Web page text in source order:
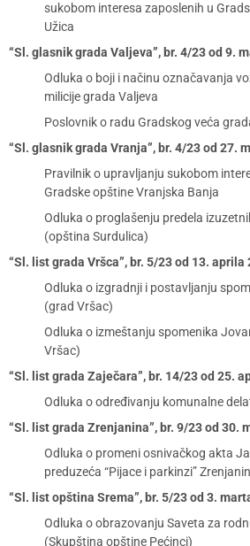
sukobom interesa zaposlenih u
Užica
“Sl. glasnik grada Valjeva”, br. 4/23 od 9.
Odluka o boji i načinu označavanja
milicije grada Valjeva
Poslovnik o radu Gradskog veća
“Sl. glasnik grada Vranja”, br. 4/23 od 27.
Pravilnik o upravljanju sukobom
Gradske opštine Vranjska Banja
Odluka o proglašenju predela
(opština Surdulica)
“Sl. list grada Vršca”, br. 5/23 od 13. aprila
Odluka o izgradnji i postavljanju
(grad Vršac)
Odluka o izmeštanju spomenika
Vršac)
“Sl. list grada Zaječara”, br. 14/23 od 25.
Odluka o određivanju komunalne
“Sl. list grada Zrenjanina”, br. 9/23 od 30.
Odluka o promeni osnivačkog akta
preduzeća “Pijace i parkinzi”
“Sl. list opština Srema”, br. 5/23 od 3.
Odluka o obrazovanju Saveta za
(Skupština opštine Pećinci)